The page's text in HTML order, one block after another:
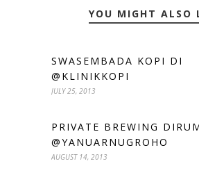
YOU MIGHT ALSO
SWASEMBADA KOPI DI
@KLINIKKOPI
JULY 25, 2013
PRIVATE BREWING
@YANUARNUGROHO
AUGUST 14, 2013